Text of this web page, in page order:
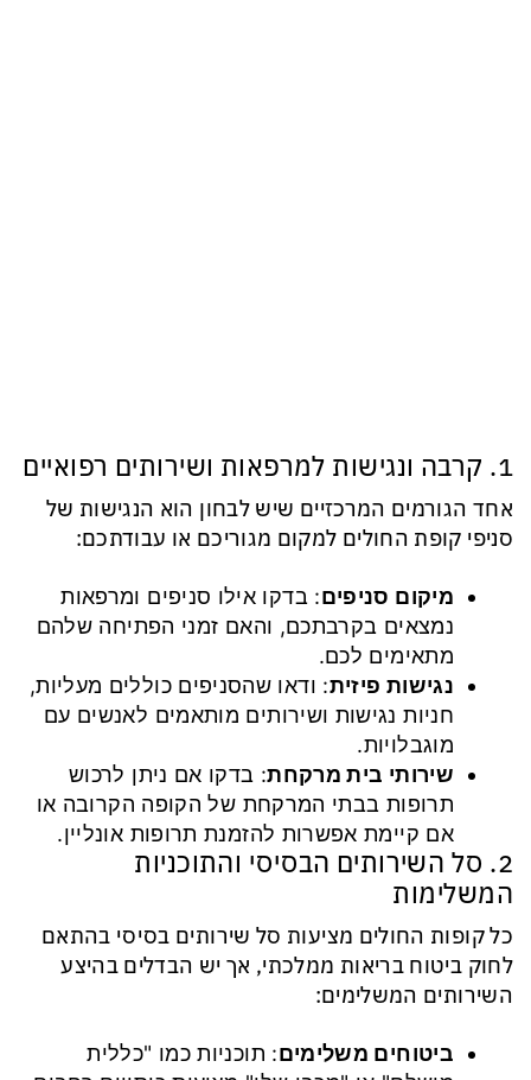
1. קרבה ונגישות למרפאות ושירותים רפואיים
אחד הגורמים המרכזיים שיש לבחון הוא הנגישות של
סניפי קופת החולים למקום מגוריכם או עבודתכם:
מיקום סניפים: בדקו אילו סניפים ומרפאות
נמצאים בקרבתכם, והאם זמני הפתיחה שלהם
מתאימים לכם.
נגישות פיזית: ודאו שהסניפים כוללים מעליות,
חניות נגישות ושירותים מותאמים לאנשים עם
מוגבלויות.
שירותי בית מרקחת: בדקו אם ניתן לרכוש
תרופות בבתי המרקחת של הקופה הקרובה או
אם קיימת אפשרות להזמנת תרופות אונליין.
2. סל השירותים הבסיסי והתוכניות
המשלימות
כל קופות החולים מציעות סל שירותים בסיסי בהתאם
לחוק ביטוח בריאות ממלכתי, אך יש הבדלים בהיצע
השירותים המשלימים:
ביטוחים משלימים: תוכניות כמו "כללית